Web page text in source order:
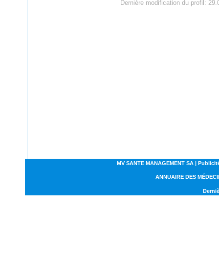
Dernière modification du profil:
MV SANTE MANAGEMENT SA |
ANNUAIRE DES